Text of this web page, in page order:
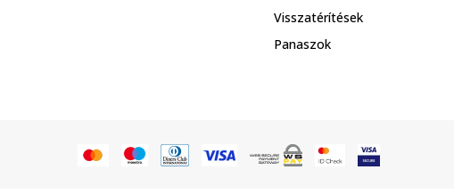
Visszatérítések
Panaszok